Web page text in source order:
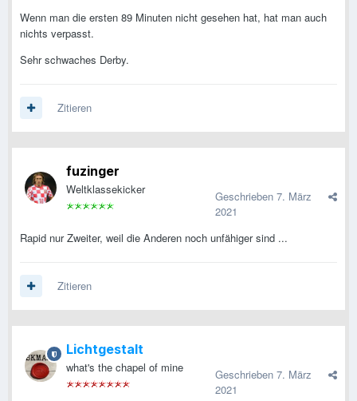
Wenn man die ersten 89 Minuten nicht gesehen hat, hat man auch
nichts verpasst.
Sehr schwaches Derby.
Zitieren
fuzinger
Weltklassekicker Geschrieben 7. März
2021
Rapid nur Zweiter, weil die Anderen noch unfähiger sind ...
Zitieren
Lichtgestalt
what's the chapel of mine Geschrieben 7. März
2021